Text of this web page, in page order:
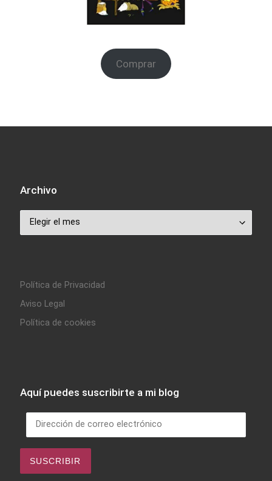
Comprar
Archivo
Archivo
Política de Privacidad
Aviso Legal
Política de cookies
Aquí puedes suscribirte a mi blog
Dirección de correo electrónico
SUSCRIBIR